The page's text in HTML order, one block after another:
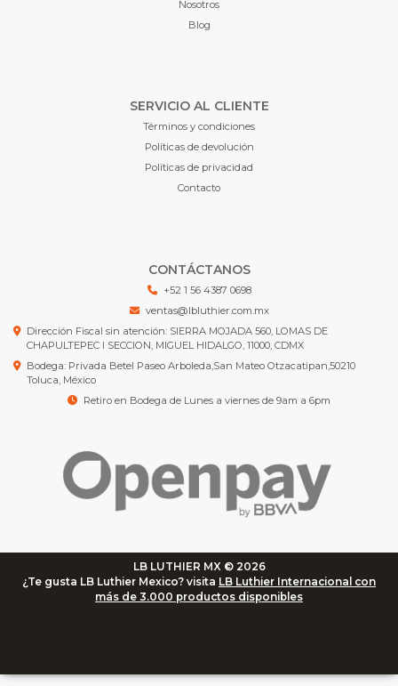
Nosotros
Blog
SERVICIO AL CLIENTE
Términos y condiciones
Políticas de devolución
Políticas de privacidad
Contacto
CONTÁCTANOS
+52 1 56 4387 0698
ventas@lbluthier.com.mx
Dirección Fiscal sin atención: SIERRA MOJADA 560, LOMAS DE
CHAPULTEPEC I SECCION, MIGUEL HIDALGO, 11000, CDMX
Bodega: Privada Betel Paseo Arboleda,San Mateo Otzacatipan,50210
Toluca, México
Retiro en Bodega de Lunes a viernes de 9am a 6pm
LB LUTHIER MX © 2026
¿Te gusta LB Luthier Mexico? visita LB Luthier Internacional con
más de 3.000 productos disponibles